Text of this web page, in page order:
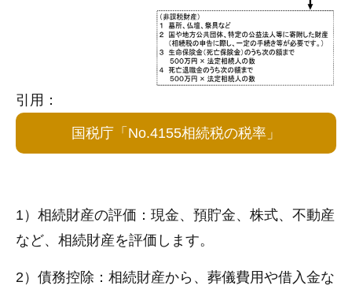
引用：
国税庁「No.4155相続税の税率」
1）相続財産の評価：現金、預貯金、株式、不動産
など、相続財産を評価します。
2）債務控除：相続財産から、葬儀費用や借入金な